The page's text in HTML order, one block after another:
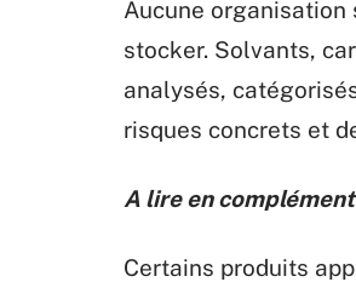
Aucune organisation
stocker. Solvants,
analysés,
risques concrets et
A lire en
Certains produits